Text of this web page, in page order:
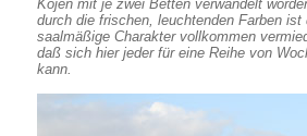
Kojen mit je zwei Betten verwandelt
durch die frischen, leuchtenden Farben
saalmäßige Charakter vollkommen
daß sich hier jeder für eine Reihe von
kann.